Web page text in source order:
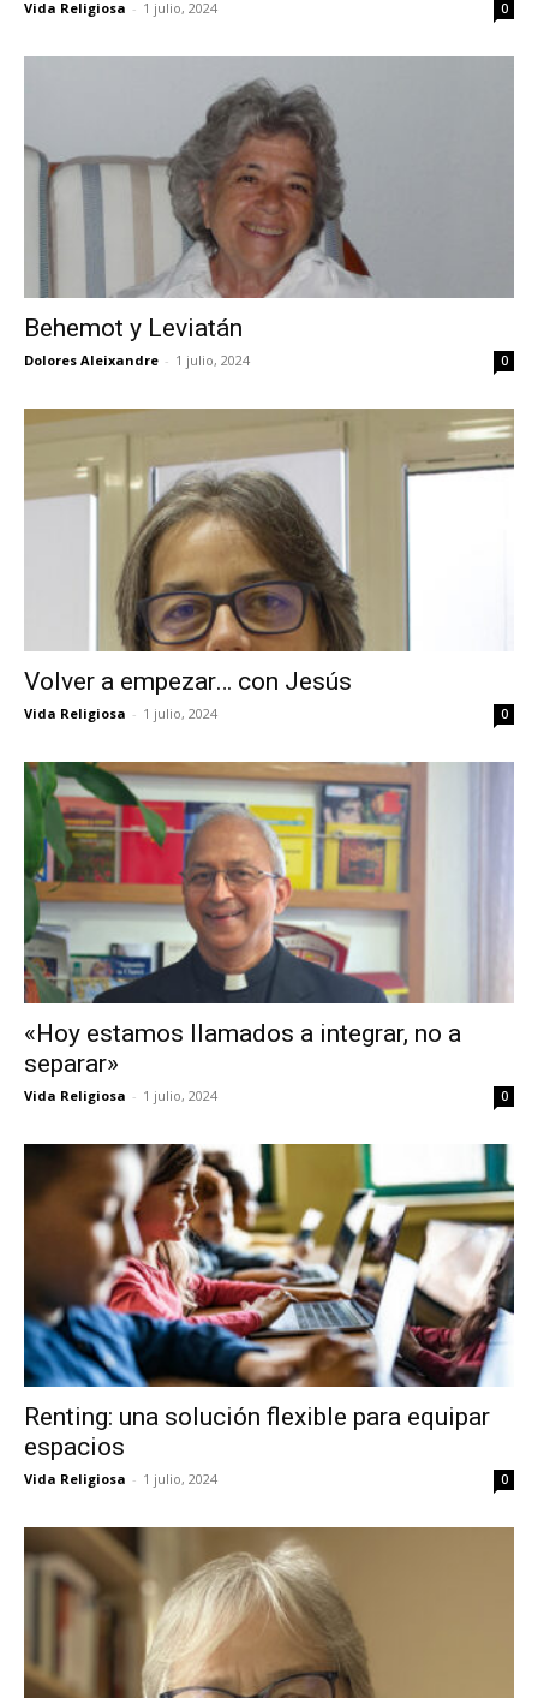
Vida Religiosa - 1 julio, 2024 0
Behemot y Leviatán
Dolores Aleixandre - 1 julio, 2024 0
Volver a empezar… con Jesús
Vida Religiosa - 1 julio, 2024 0
«Hoy estamos llamados a integrar, no a
separar»
Vida Religiosa - 1 julio, 2024 0
Renting: una solución flexible para equipar
espacios
Vida Religiosa - 1 julio, 2024 0